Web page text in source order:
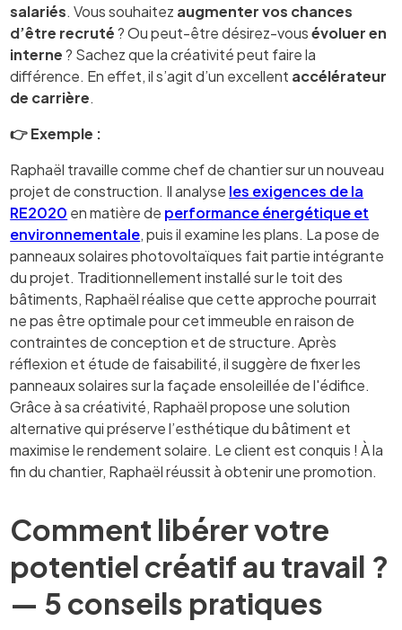
salariés. Vous souhaitez augmenter vos chances
d’être recruté? Ou peut-être désirez-vousévoluer en
interne? Sachez que la créativité peut faire la
différence. En effet, il s’agit d’un excellent accélérateur
de carrière.
👉 Exemple :
Raphaël travaille comme chef de chantier sur un nouveau
projet de construction. Il analyse les exigences de la
RE2020 en matière de performance énergétique et
environnementale, puis il examine les plans. La pose de
panneaux solaires photovoltaïques fait partie intégrante
du projet. Traditionnellement installé sur le toit des
bâtiments, Raphaël réalise que cette approche pourrait
ne pas être optimale pour cet immeuble en raison de
contraintes de conception et de structure. Après
réflexion et étude de faisabilité, il suggère de fixer les
panneaux solaires sur la façade ensoleillée de l'édifice.
Grâce à sa créativité, Raphaël propose une solution
alternative qui préserve l’esthétique du bâtiment et
maximise le rendement solaire. Le client est conquis ! À la
fin du chantier, Raphaël réussit à obtenir une promotion.
Comment libérer votre
potentiel créatif au travail ?
— 5 conseils pratiques